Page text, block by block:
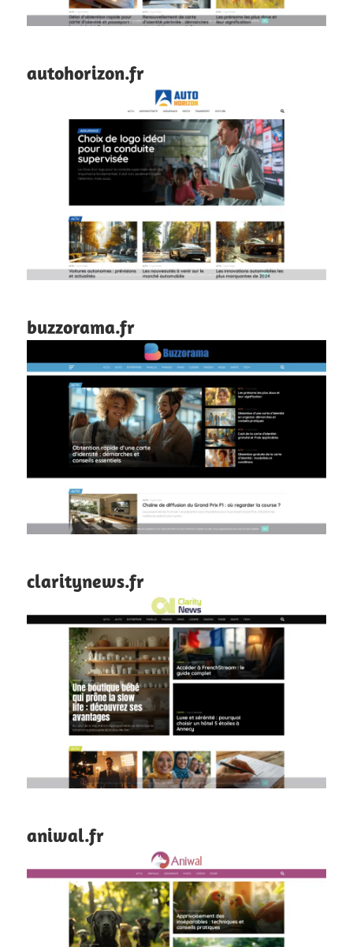
autohorizon.fr
buzzorama.fr
claritynews.fr
aniwal.fr